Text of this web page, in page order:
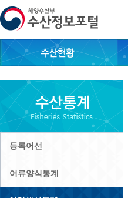
등록어선
어류양식통계